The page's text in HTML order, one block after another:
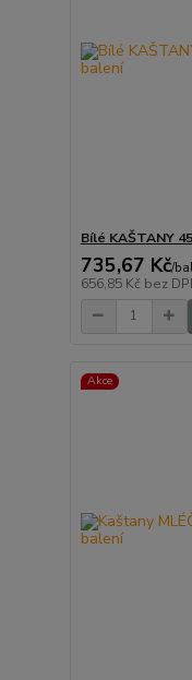
Bílé KAŠTANY
735,67 Kč/
656,85 Kč bez
Akce